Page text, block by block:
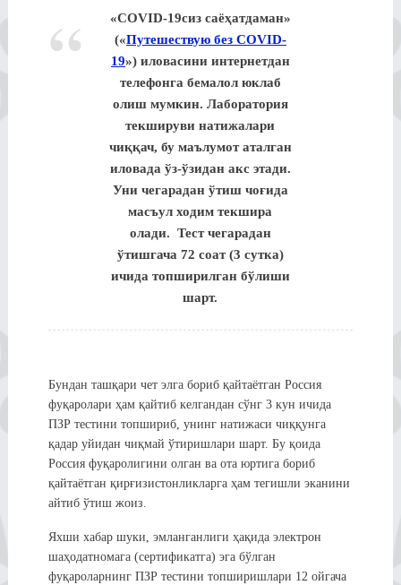
«COVID-19сиз саёҳатдаман»
(«Путешествую без COVID-
19») иловасини интернетдан
телефонга бемалол юклаб
олиш мумкин. Лаборатория
текшируви натижалари
чиққач, бу маълумот аталган
иловада ўз-ўзидан акс этади.
Уни чегарадан ўтиш чоғида
масъул ходим текшира
олади. Тест чегарадан
ўтишгача 72 соат (3 сутка)
ичида топширилган бўлиши
шарт.
Бундан ташқари чет элга бориб қайтаётган Россия
фуқаролари ҳам қайтиб келгандан сўнг 3 кун ичида
ПЗР тестини топшириб, унинг натижаси чиққунга
қадар уйидан чиқмай ўтиришлари шарт. Бу қоида
Россия фуқаролигини олган ва ота юртига бориб
қайтаётган қирғизистонликларга ҳам тегишли эканини
айтиб ўтиш жоиз.
Яхши хабар шуки, эмланганлиги ҳақида электрон
шаҳодатномага (сертификатга) эга бўлган
фуқароларнинг ПЗР тестини топширишлари 12 ойгача